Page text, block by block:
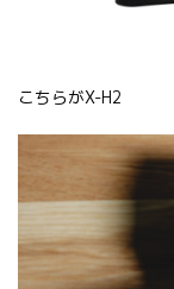
こちらがX-H2